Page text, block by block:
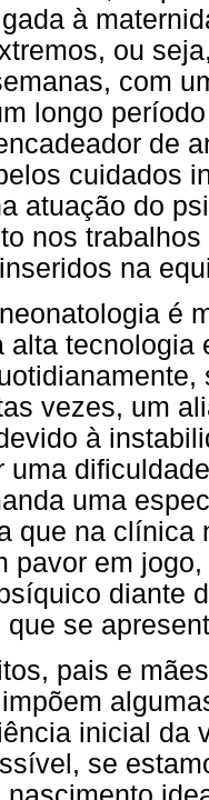
à
ou
com
longo
de
cuidados
atuação do
nos
na
é
alta
vezes, um
à
uma
uma
que na clínica
pavor em
diante
se
pais e
inicial da
se